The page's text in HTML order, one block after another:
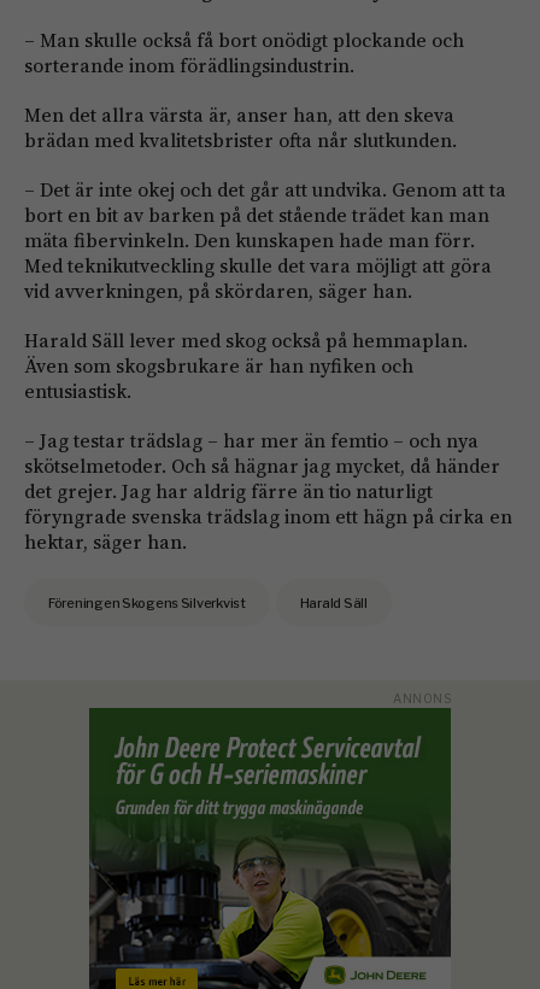
– Man skulle också få bort onödigt plockande och
sorterande inom förädlingsindustrin.
Men det allra värsta är, anser han, att den skeva
brädan med kvalitetsbrister ofta når slutkunden.
– Det är inte okej och det går att undvika. Genom att ta
bort en bit av barken på det stående trädet kan man
mäta fibervinkeln. Den kunskapen hade man förr.
Med teknikutveckling skulle det vara möjligt att göra
vid avverkningen, på skördaren, säger han.
Harald Säll lever med skog också på hemmaplan.
Även som skogsbrukare är han nyfiken och
entusiastisk.
– Jag testar trädslag – har mer än femtio – och nya
skötselmetoder. Och så hägnar jag mycket, då händer
det grejer. Jag har aldrig färre än tio naturligt
föryngrade svenska trädslag inom ett hägn på cirka en
hektar, säger han.
Föreningen Skogens Silverkvist Harald Säll